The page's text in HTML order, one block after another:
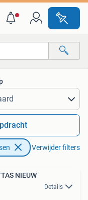
Verwijder filters
NIEUW
Details